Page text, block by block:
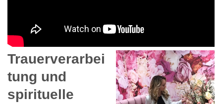
Trauerverarbei
tung und
spirituelle